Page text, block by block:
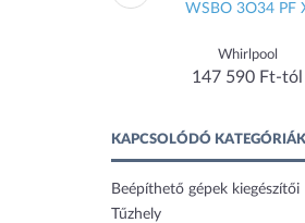
WSBO 3O34 PF
Whirlpool
147 590 Ft-tól
KAPCSOLÓDÓ KATEGÓRIÁK
Beépíthető gépek kiegészítői
Tűzhely